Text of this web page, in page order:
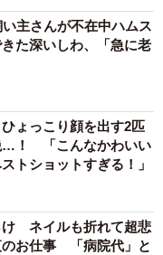
主さんが不在中ハムス
た深いしわ、「急に老
ょっこり顔を出す2匹
…！ 「こんなかわいい
トショットすぎる！」
け ネイルも折れて超悲
お仕事 「病院代」と